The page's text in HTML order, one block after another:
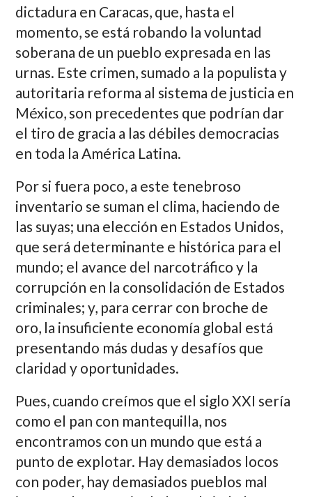
dictadura en Caracas, que, hasta el
momento, se está robando la voluntad
soberana de un pueblo expresada en las
urnas. Este crimen, sumado a la populista y
autoritaria reforma al sistema de justicia en
México, son precedentes que podrían dar
el tiro de gracia a las débiles democracias
en toda la América Latina.
Por si fuera poco, a este tenebroso
inventario se suman el clima, haciendo de
las suyas; una elección en Estados Unidos,
que será determinante e histórica para el
mundo; el avance del narcotráfico y la
corrupción en la consolidación de Estados
criminales; y, para cerrar con broche de
oro, la insuficiente economía global está
presentando más dudas y desafíos que
claridad y oportunidades.
Pues, cuando creímos que el siglo XXI sería
como el pan con mantequilla, nos
encontramos con un mundo que está a
punto de explotar. Hay demasiados locos
con poder, hay demasiados pueblos mal